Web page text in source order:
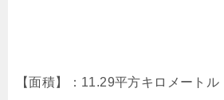
【面積】：11.29平方キロメートル